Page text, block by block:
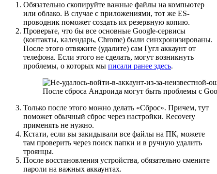
Обязательно скопируйте важные файлы на компьютер
или облако. В случае с приложениями, тот же ES-
проводник поможет создать их резервную копию.
Проверьте, что бы все основные Google-сервисы
(контакты, календарь, Chrome) были синхронизированы.
После этого отвяжите (удалите) сам Гугл аккаунт от
телефона. Если этого не сделать, могут возникнуть
проблемы, о которых мы писали ранее здесь.
После сброса Андроида могут быть проблемы с
Только после этого можно делать «Сброс». Причем, тут
поможет обычный сброс через настройки. Recovery
применять не нужно.
Кстати, если вы закидывали все файлы на ПК, можете
там проверить через поиск папки и в ручную удалить
троянцы.
После восстановления устройства, обязательно смените
пароли на важных аккаунтах.